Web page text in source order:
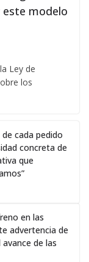
este modelo
Ley de
los
cada pedido
concreta de
que
en las
advertencia de
de las